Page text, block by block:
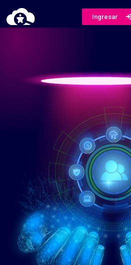
Ingresar